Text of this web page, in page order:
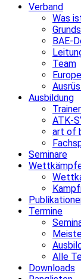
Verband
Was
BAE-
Team
Ausbildung
ATK-
art of
Seminare
Termine
Alle
Downloads